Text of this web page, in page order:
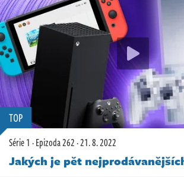
TOP
Série 1 ·Epizoda 262·21. 8. 2022
Jakých je pět